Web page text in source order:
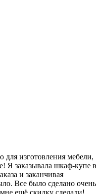
изготовления мебели,
Я заказывала шкаф-купе в
и заканчивая
Все было сделано очень
ещё скидку сделали!